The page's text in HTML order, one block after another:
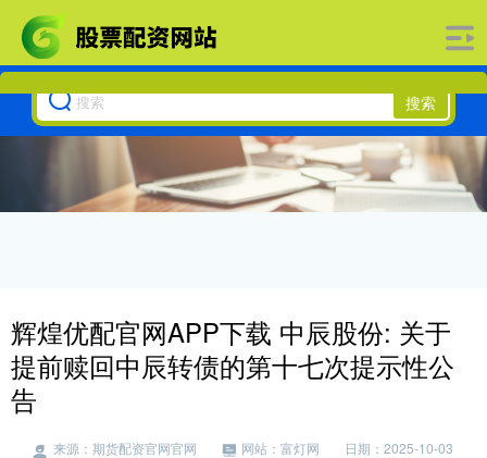
搜索
辉煌优配官网APP下载 中辰股份: 关于
提前赎回中辰转债的第十七次提示性公
告
来源：期货配资官网官网 网站：富灯网
日期：2025-10-03